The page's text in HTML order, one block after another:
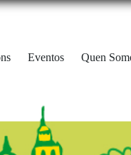
Eventos Quen